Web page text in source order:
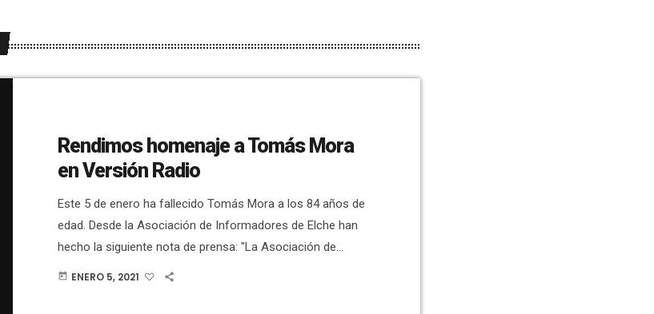
Rendimos homenaje a Tomás Mora
en Versión Radio
Este 5 de enero ha fallecido Tomás Mora a los 84 años de
edad. Desde la Asociación de Informadores de Elche han
hecho la siguiente nota de prensa: "La Asociación de
Informadores de Elche muestra su pesar por el
today ENERO 5, 2021